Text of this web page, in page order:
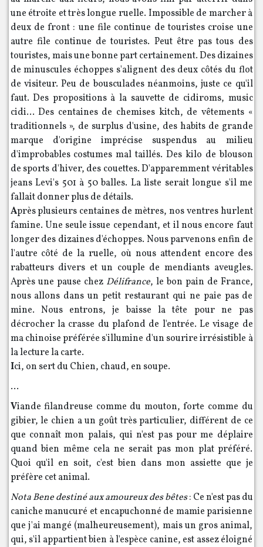
une étroite et très longue ruelle. Impossible de marcher à
deux de front : une file continue de touristes croise une
autre file continue de touristes. Peut être pas tous des
touristes, mais une bonne part certainement. Des dizaines
de minuscules échoppes s'alignent des deux côtés du flot
de visiteur. Peu de bousculades néanmoins, juste ce qu'il
faut. Des propositions à la sauvette de cidiroms, music
cidi... Des centaines de chemises kitch, de vêtements «
traditionnels », de surplus d'usine, des habits de grande
marque d'origine imprécise suspendus au milieu
d'improbables costumes mal taillés. Des kilo de blouson
de sports d'hiver, des couettes. D'apparemment véritables
jeans Levi's 501 à 50 balles. La liste serait longue s'il me
fallait donner plus de détails.
Après plusieurs centaines de mètres, nos ventres hurlent
famine. Une seule issue cependant, et il nous encore faut
longer des dizaines d'échoppes. Nous parvenons enfin de
l'autre côté de la ruelle, où nous attendent encore des
rabatteurs divers et un couple de mendiants aveugles.
Après une pause chez Délifrance, le bon pain de France,
nous allons dans un petit restaurant qui ne paie pas de
mine. Nous entrons, je baisse la tête pour ne pas
décrocher la crasse du plafond de l'entrée. Le visage de
ma chinoise préférée s'illumine d'un sourire irrésistible à
la lecture la carte.
Ici, on sert du Chien, chaud, en soupe.
...
Viande filandreuse comme du mouton, forte comme du
gibier, le chien a un goût très particulier, différent de ce
que connaît mon palais, qui n'est pas pour me déplaire
quand bien même cela ne serait pas mon plat préféré.
Quoi qu'il en soit, c'est bien dans mon assiette que je
préfère cet animal.
Nota Bene destiné aux amoureux des bêtes: Ce n'est pas du
caniche manucuré et encapuchonné de mamie parisienne
que j'ai mangé (malheureusement), mais un gros animal,
qui, s'il appartient bien à l'espèce canine, est assez éloigné